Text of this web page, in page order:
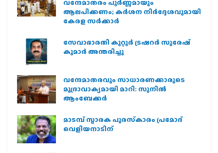
വന്ദേമാതരം പൂർണ്ണമായും
ആലപിക്കണം; കർശന നിർദ്ദേശവുമായി
കേരള സർക്കാർ
സേവാഭാരതി കുറ്റൂർ ട്രഷറർ സുരേഷ്
കുമാർ അന്തരിച്ചു
വന്ദേമാതരവും സാധാരണക്കാരുടെ
മുദ്രാവാക്യമായി മാറി: സുനിൽ
ആംബേക്കർ
മാടമ്പ് സ്മാരക പുരസ്‌കാരം പ്രമോദ്
വെളിയനാടിന്